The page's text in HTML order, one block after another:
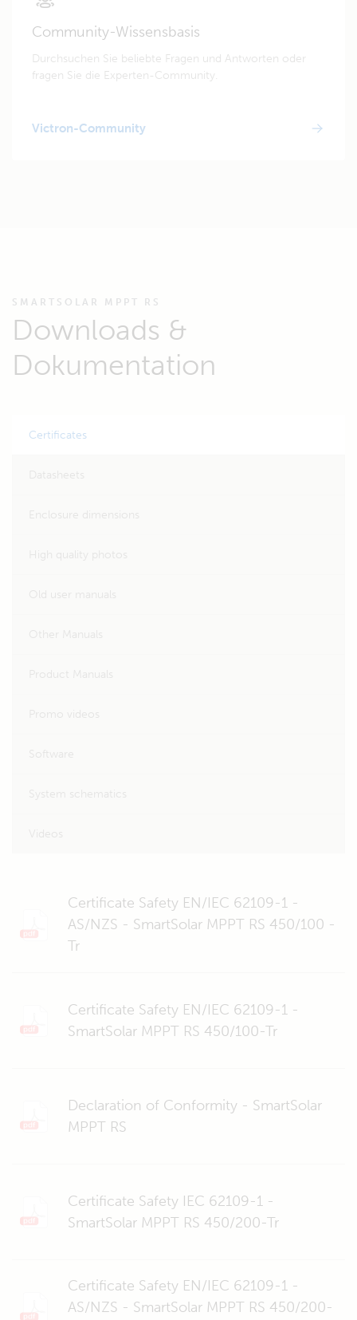
Community-Wissensbasis
Durchsuchen Sie beliebte Fragen und Antworten oder
fragen Sie die Experten-Community.
Victron-Community
SMARTSOLAR MPPT RS
Downloads &
Dokumentation
Certificates
Certificate Safety EN/IEC 62109-1 -
AS/NZS - SmartSolar MPPT RS 450/100 -
Tr
Certificate Safety EN/IEC 62109-1 -
SmartSolar MPPT RS 450/100-Tr
Declaration of Conformity - SmartSolar
MPPT RS
Certificate Safety IEC 62109-1 -
SmartSolar MPPT RS 450/200-Tr
Certificate Safety EN/IEC 62109-1 -
AS/NZS - SmartSolar MPPT RS 450/200-